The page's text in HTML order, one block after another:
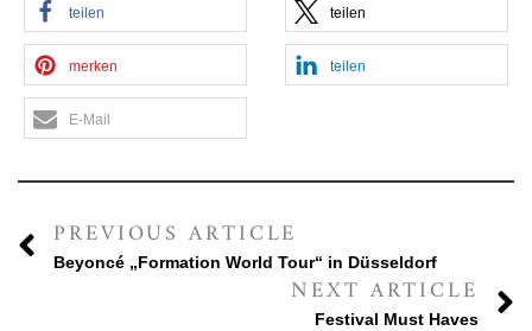
teilen teilen
merken teilen
E-Mail
PREVIOUS ARTICLE
Beyoncé „Formation World Tour“ in Düsseldorf
NEXT ARTICLE
Festival Must Haves